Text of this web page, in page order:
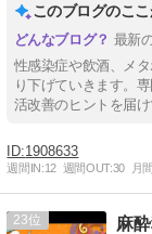
このブログのこ
最新
性感染症や飲酒、メ
り下げていきます。
活改善のヒントを届け
1908633
週間IN:12 週間OUT:30 月
23 麻